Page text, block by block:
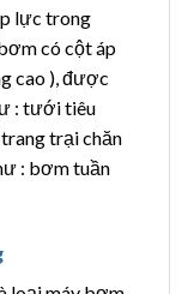
lực trong
có cột áp
cao ), được
: tưới tiêu
trại chăn
: bơm tuần